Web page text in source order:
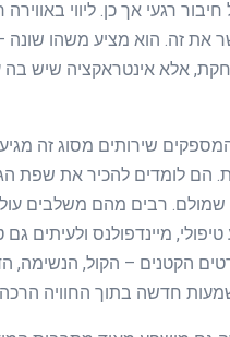
רגעי אך כן. ליווי
זה. הוא מציע משהו שונה –
אלא אינטראקציה שיש
שירותים מסוג זה
הם לומדים להכיר את שפת
רבים מהם משלבים
מיינדפולנס ולעיתים
הקטנים – הקול, הנשימה,